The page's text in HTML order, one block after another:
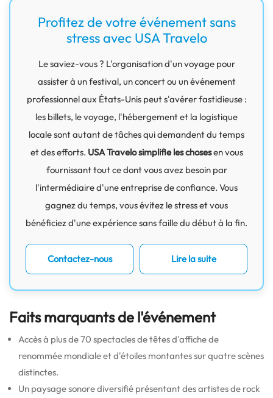
Profitez de votre événement sans
stress avec USA Travelo
Le saviez-vous ? L'organisation d'un voyage pour
assister à un festival, un concert ou un événement
professionnel aux États-Unis peut s'avérer fastidieuse :
les billets, le voyage, l'hébergement et la logistique
locale sont autant de tâches qui demandent du temps
et des efforts. USA Travelo simplifie les chosesen vous
fournissant tout ce dont vous avez besoin par
l'intermédiaire d'une entreprise de confiance. Vous
gagnez du temps, vous évitez le stress et vous
bénéficiez d'une expérience sans faille du début à la fin.
Contactez-nous Lire la suite
Faits marquants de l'événement
Accès à plus de 70 spectacles de têtes d'affiche de
renommée mondiale et d'étoiles montantes sur quatre scènes
distinctes.
Un paysage sonore diversifié présentant des artistes de rock